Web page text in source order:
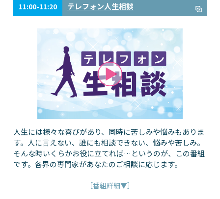
11:00-11:20 テレフォン人生相談
人生には様々な喜びがあり、同時に苦しみや悩みもありま
す。人に言えない、誰にも相談できない、悩みや苦しみ。
そんな時いくらかお役に立てれば…というのが、この番組
です。各界の専門家があなたのご相談に応じます。
［番組詳細▼］